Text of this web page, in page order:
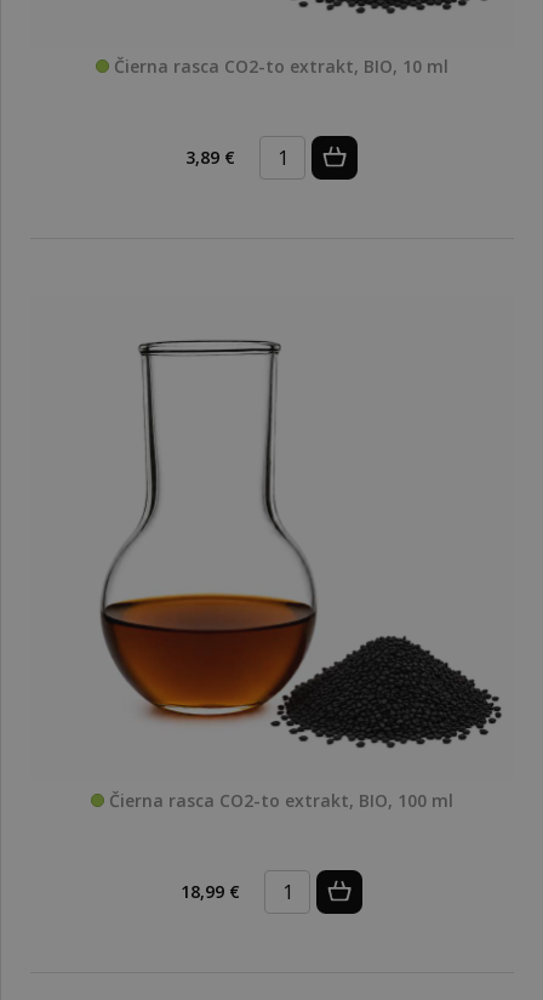
Čierna rasca CO2-to extrakt, BIO, 10 ml
3,89 €
Čierna rasca CO2-to extrakt, BIO, 100 ml
18,99 €